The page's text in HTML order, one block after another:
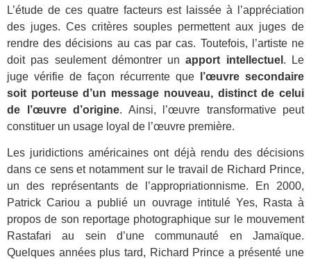
L’étude de ces quatre facteurs est laissée à l’appréciation
des juges. Ces critères souples permettent aux juges de
rendre des décisions au cas par cas. Toutefois, l’artiste ne
doit pas seulement démontrer unapport intellectuel . Le
juge vérifie de façon récurrente que
l’œuvre secondaire
soit porteuse d’un message nouveau, distinct de celui
de l’œuvre d’origine. Ainsi, l’œuvre transformative peut
constituer un usage loyal de l’œuvre première.
Les juridictions américaines ont déjà rendu des décisions
dans ce sens et notamment sur le travail de Richard Prince,
un des représentants de l’appropriationnisme.
En 2000,
Patrick Cariou a publié un ouvrage intitulé Yes, Rastaà
propos de son reportage photographique sur le mouvement
Rastafari au sein d’une communauté en Jamaïque.
Quelques années plus tard, Richard Prince a présenté une